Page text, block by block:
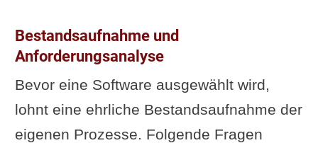
Bestandsaufnahme und
Anforderungsanalyse
Bevor eine Software ausgewählt wird,
lohnt eine ehrliche Bestandsaufnahme der
eigenen Prozesse. Folgende Fragen